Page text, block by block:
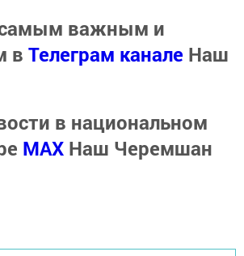
самым важным и
в Телеграм канале Наш
в национальном
MАХ Наш Черемшан